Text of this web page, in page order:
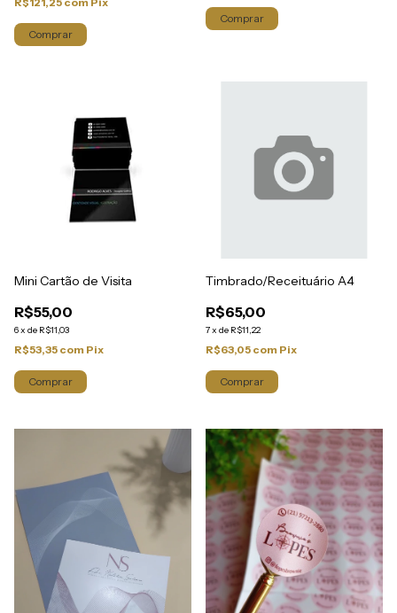
Comprar
Comprar
Mini Cartão de Visita
R$55,00
6x de R$11,03
R$53,35 com Pix
Comprar
Timbrado/Receituário A4
R$65,00
7x de R$11,22
R$63,05 com Pix
Comprar